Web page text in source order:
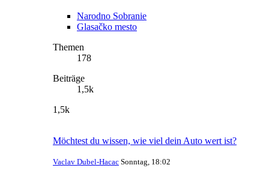
Narodno Sobranie
Glasačko mesto
Themen
178
Beiträge
1,5k
1,5k
Möchtest du wissen, wie viel dein Auto wert ist?
Vaclav Dubel-Hacac Sonntag, 18:02